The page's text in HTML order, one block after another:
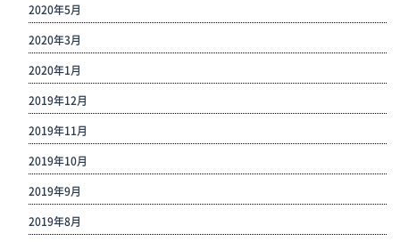
2020年5月
2020年3月
2020年1月
2019年12月
2019年11月
2019年10月
2019年9月
2019年8月